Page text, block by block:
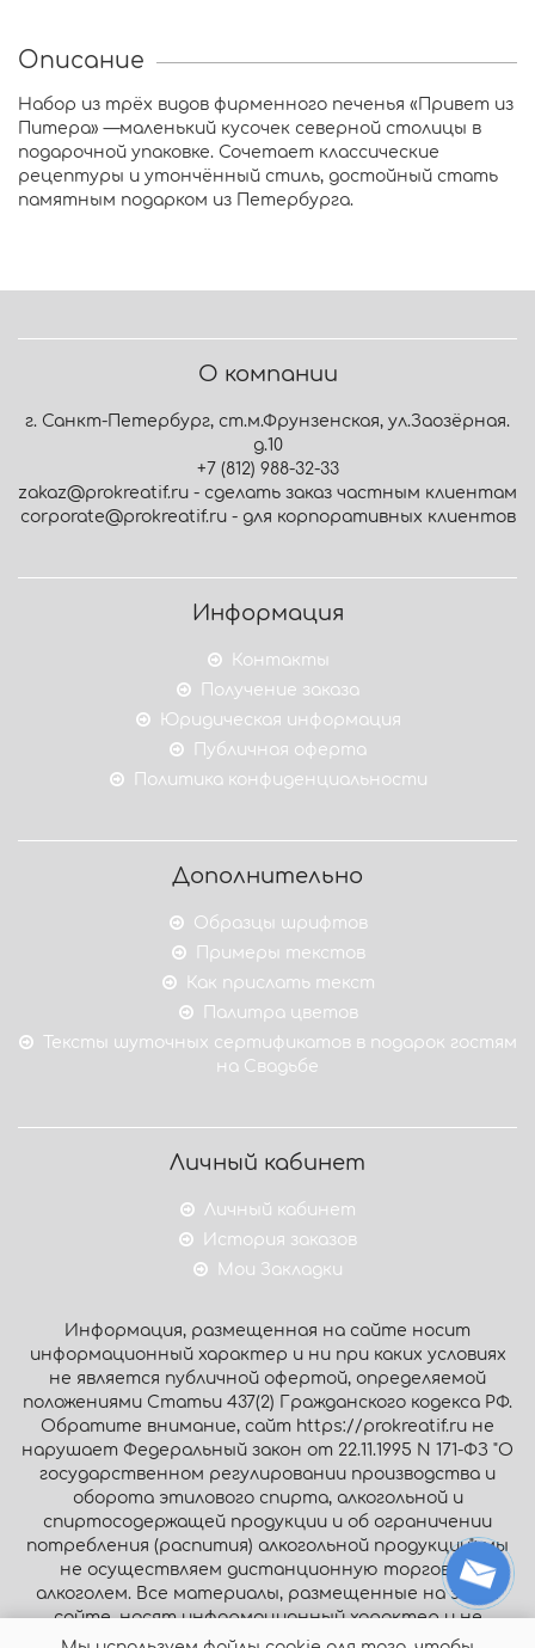
Описание
Набор из трёх видов фирменного печенья «Привет из
Питера» —маленький кусочек северной столицы в
подарочной упаковке. Сочетает классические
рецептуры и утончённый стиль, достойный стать
памятным подарком из Петербурга.
О компании
г. Санкт-Петербург, ст.м.Фрунзенская, ул.Заозёрная.
д.10
+7 (812) 988-32-33
zakaz@prokreatif.ru - сделать заказ частным клиентам
corporate@prokreatif.ru - для корпоративных клиентов
Информация
Контакты
Получение заказа
Юридическая информация
Публичная оферта
Политика конфиденциальности
Дополнительно
Образцы шрифтов
Примеры текстов
Как прислать текст
Палитра цветов
Тексты шуточных сертификатов в подарок гостям
на Свадьбе
Личный кабинет
Личный кабинет
История заказов
Мои Закладки
Информация, размещенная на сайте носит
информационный характер и ни при каких условиях
не является публичной офертой, определяемой
положениями Статьи 437(2) Гражданского кодекса РФ.
Обратите внимание, сайт https://prokreatif.ru не
нарушает Федеральный закон от 22.11.1995 N 171-ФЗ "О
государственном регулировании производства и
оборота этилового спирта, алкогольной и
спиртосодержащей продукции и об ограничении
потребления (распития) алкогольной продукции": мы
не осуществляем дистанционную торговлю
алкоголем. Все материалы, размещенные на этом
сайте, носят информационный характер и не
являются публичной офертой.